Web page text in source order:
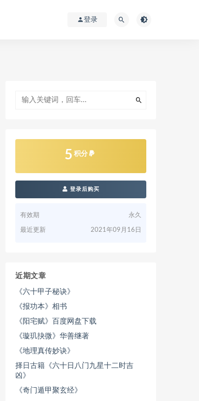
登录
5 积分
登录后购买
有效期 永久
最近更新 2021年09月16日
近期文章
《六十甲子秘诀》
《报功本》相书
《阳宅赋》百度网盘下载
《璇玑抉微》华善继著
《地理真传妙诀》
择日古籍《六十日八门九星十二时吉
凶》
《奇门遁甲聚玄经》